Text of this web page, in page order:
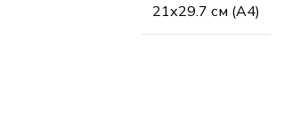
21х29.7 см (А4)